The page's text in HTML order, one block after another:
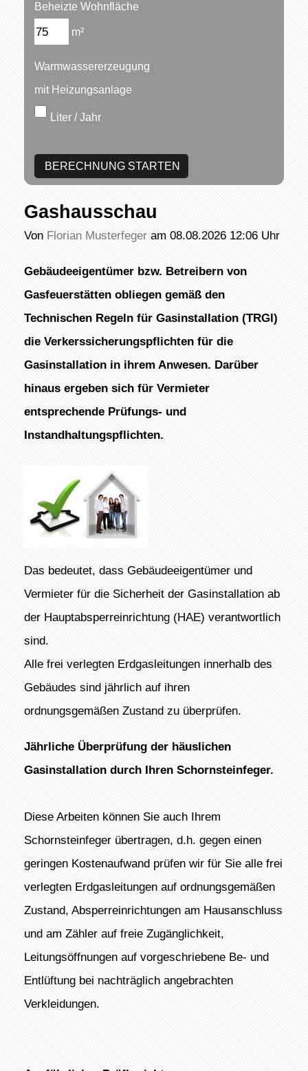
Beheizte Wohnfläche
m²
Warmwassererzeugung
mit Heizungsanlage
Liter / Jahr
Gashausschau
Von Florian Musterfegeram 08.08.2026 12:06 Uhr
Gebäudeeigentümer bzw. Betreibern von
Gasfeuerstätten obliegen gemäß den
Technischen Regeln für Gasinstallation (TRGI)
die Verkerssicherungspflichten für die
Gasinstallation in ihrem Anwesen. Darüber
hinaus ergeben sich für Vermieter
entsprechende Prüfungs- und
Instandhaltungspflichten.
Das bedeutet, dass Gebäudeeigentümer und
Vermieter für die Sicherheit der Gasinstallation ab
der Hauptabsperreinrichtung (HAE) verantwortlich
sind.
Alle frei verlegten Erdgasleitungen innerhalb des
Gebäudes sind jährlich auf ihren
ordnungsgemäßen Zustand zu überprüfen.
Jährliche Überprüfung der häuslichen
Gasinstallation durch Ihren Schornsteinfeger.
Diese Arbeiten können Sie auch Ihrem
Schornsteinfeger übertragen, d.h. gegen einen
geringen Kostenaufwand prüfen wir für Sie alle frei
verlegten Erdgasleitungen auf ordnungsgemäßen
Zustand, Absperreinrichtungen am Hausanschluss
und am Zähler auf freie Zugänglichkeit,
Leitungsöffnungen auf vorgeschriebene Be- und
Entlüftung bei nachträglich angebrachten
Verkleidungen.